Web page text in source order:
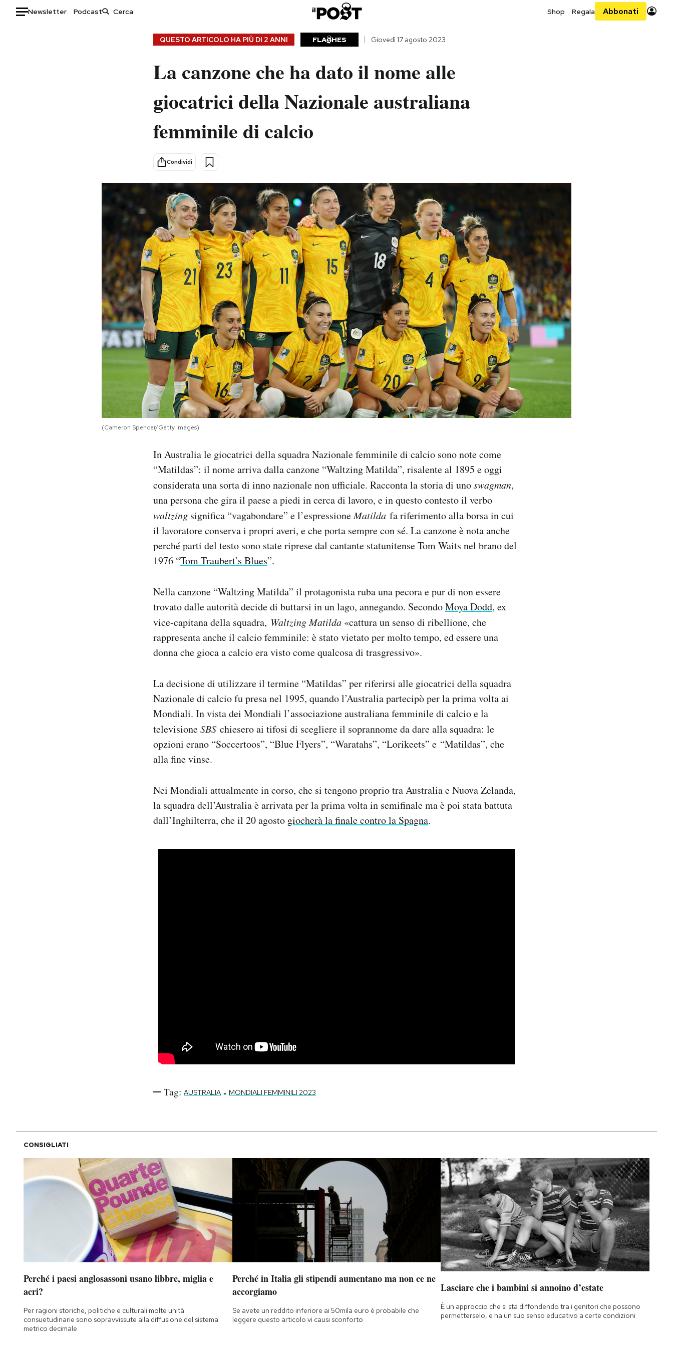
Newsletter Podcast Shop Regala Abbonati
Consumismi
Storie/Idee
Altrecose
Mondiali calcio 2026
QUESTO ARTICOLO HA PIÙ DI 2 ANNI FLA HES Giovedì 17 agosto 2023
La canzone che ha dato il nome alle
giocatrici della Nazionale australiana
femminile di calcio
Condividi
(Cameron Spencer/Getty Images)
In Australia le giocatrici della squadra Nazionale femminile di calcio sono note come
“Matildas”: il nome arriva dalla canzone “Waltzing Matilda”, risalente al 1895 e oggi
considerata una sorta di inno nazionale non ufficiale. Racconta la storia di unoswagman,
una persona che gira il paese a piedi in cerca di lavoro, e in questo contesto il verbo
waltzing significa “vagabondare” e l’espressioneMatilda fa riferimento alla borsa in cui
il lavoratore conserva i propri averi, e che porta sempre con sé. La canzone è nota anche
perché parti del testo sono state riprese dal cantante statunitense Tom Waits nel brano del
1976 “Tom Traubert’s Blues”.
Nella canzone “Waltzing Matilda” il protagonista ruba una pecora e pur di non essere
trovato dalle autorità decide di buttarsi in un lago, annegando. SecondoMoya Dodd, ex
vice-capitana della squadra, Waltzing Matilda «cattura un senso di ribellione, che
rappresenta anche il calcio femminile: è stato vietato per molto tempo, ed essere una
donna che gioca a calcio era visto come qualcosa di trasgressivo».
La decisione di utilizzare il termine “Matildas” per riferirsi alle giocatrici della squadra
Nazionale di calcio fu presa nel 1995, quando l’Australia partecipò per la prima volta ai
Mondiali. In vista dei Mondiali l’associazione australiana femminile di calcio e la
televisioneSBS chiesero ai tifosi di scegliere il soprannome da dare alla squadra: le
opzioni erano “Soccertoos”, “Blue Flyers”, “Waratahs”, “Lorikeets” e “Matildas”, che
alla fine vinse.
Nei Mondiali attualmente in corso, che si tengono proprio tra Australia e Nuova Zelanda,
la squadra dell’Australia è arrivata per la prima volta in semifinale ma è poi stata battuta
dall’Inghilterra, che il 20 agosto giocherà la finale contro la Spagna.
Tag: AUSTRALIA - MONDIALI FEMMINILI 2023
CONSIGLIATI
Perché i paesi anglosassoni usano libbre, miglia e
acri?
Per ragioni storiche, politiche e culturali molte unità
consuetudinarie sono sopravvissute alla diffusione del sistema
metrico decimale
Perché in Italia gli stipendi aumentano ma non ce ne
accorgiamo
Se avete un reddito inferiore ai 50mila euro è probabile che
leggere questo articolo vi causi sconforto
Lasciare che i bambini si annoino d’estate
È un approccio che si sta diffondendo tra i genitori che possono
permetterselo, e ha un suo senso educativo a certe condizioni